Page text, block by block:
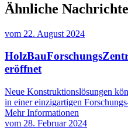
Ähnliche
vom 22. August 2024
eröffnet
Neue Konstruktionslösungen
in einer einzigartigen
Mehr Informationen
vom 28. Februar 2024